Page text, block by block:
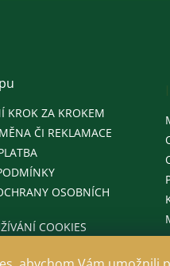
KROK ZA KROKEM
ČI REKLAMACE
OSOBNÍCH
COOKIES